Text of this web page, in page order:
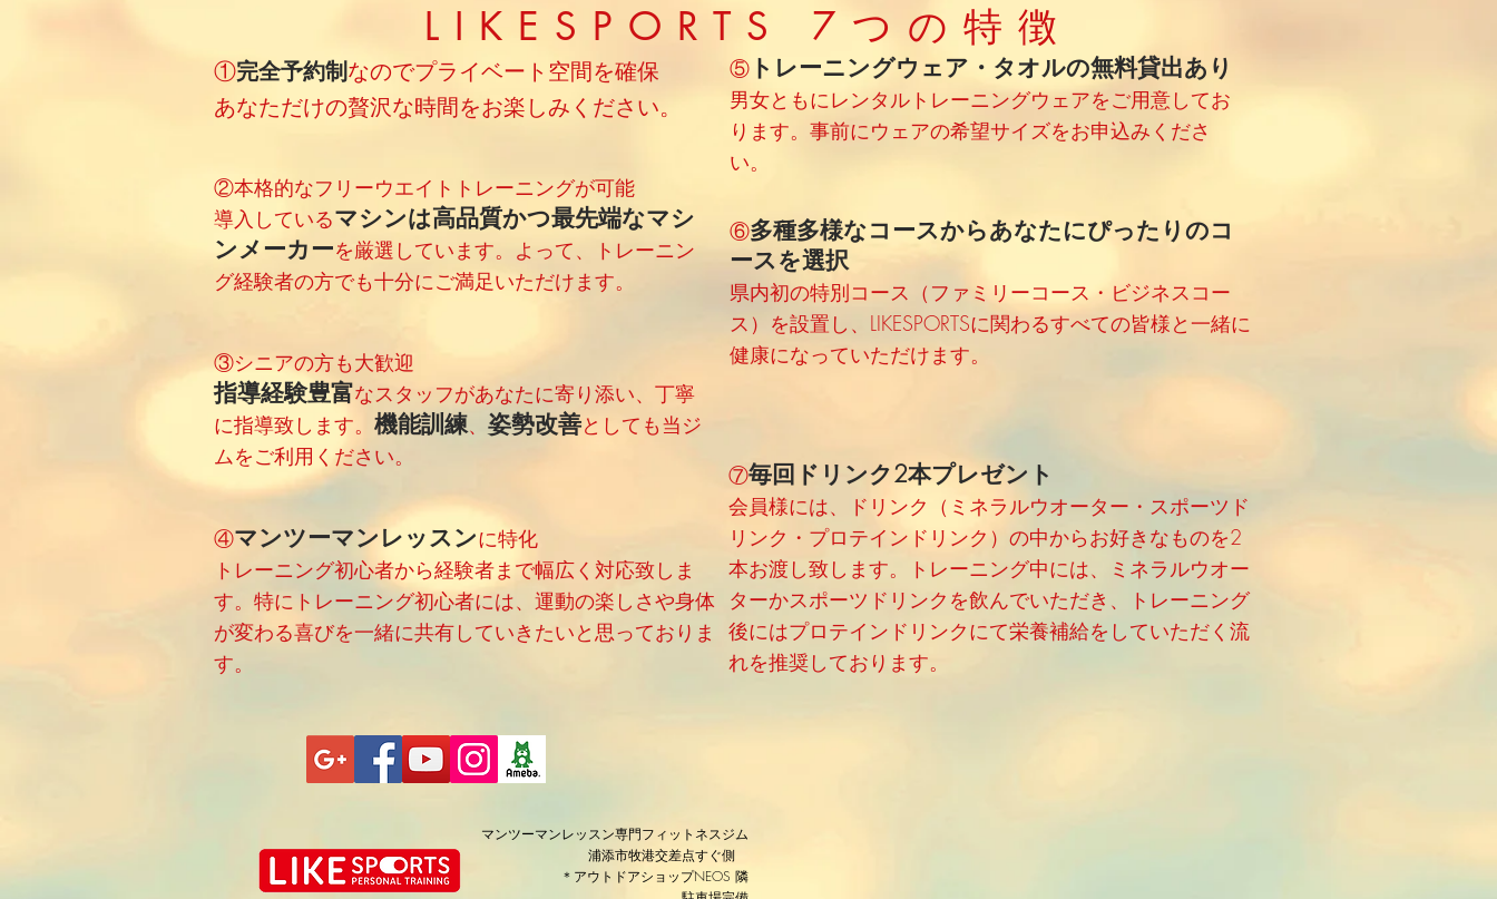
LIKESPORTS 7つの特徴
①完全予約制なのでプライベート空間を確保
​あなただけの贅沢な時間をお楽しみください。
②本格的なフリーウエイトトレーニングが可能
​導入しているマシンは高品質かつ最先端なマシ
ンメーカーを厳選しています。よって、トレーニン
グ経験者の方でも十分にご満足いただけます。
③シニアの方も大歓迎
指導経験豊富なスタッフがあなたに寄り添い、丁寧
に指導致します。 機能訓練、 姿勢改善としても当ジ
ムをご利用ください。
④マンツーマンレッスンに特化
トレーニング初心者から経験者まで幅広く対応致しま
す。特にトレーニング初心者には、運動の楽しさや身体
が変わる喜びを一緒に共有していきたいと思っておりま
す。
⑤ トレーニングウェア・タオルの無料貸出あり
男女ともにレンタルトレーニングウェアをご用意してお
ります。事前にウェアの希望サイズをお申込みくださ
い。
⑥多種多様なコースからあなたにぴったりのコ
ースを選択
​県内初の特別コース（ファミリーコース・ビジネスコー
ス）を設置し、LIKESPORTSに関わるすべての皆様と一緒に
健康になっていただけます。
⑦毎回ドリンク2本プレゼント
会員様には、ドリンク（ミネラルウオーター・スポーツド
リンク・プロテインドリンク）の中からお好きなものを2
本お渡し致します。トレーニング中には、ミネラルウオー
ターかスポーツドリンクを飲んでいただき、トレーニング
後にはプロテインドリンクにて栄養補給をしていただく流
れを推奨しております。
マンツーマンレッスン専門フィットネスジム
浦添市牧港交差点すぐ側
＊アウトドアショップNEOS 隣